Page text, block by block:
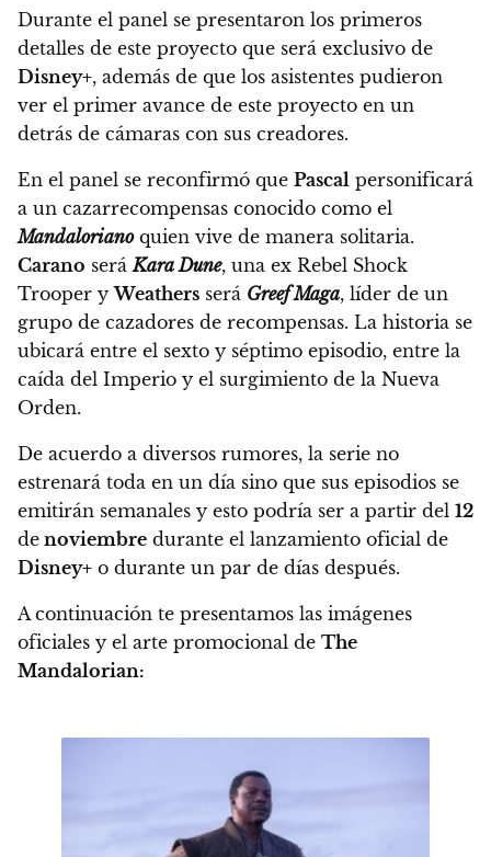
Durante el panel se presentaron los primeros
detalles de este proyecto que será exclusivo de
Disney+, además de que los asistentes pudieron
ver el primer avance de este proyecto en un
detrás de cámaras con sus creadores.
En el panel se reconfirmó que Pascal personificará
a un cazarrecompensas conocido como el
Mandalorianoquien vive de manera solitaria.
Carano seráKara Dune, una ex Rebel Shock
Trooper yWeathers será Greef Maga, líder de un
grupo de cazadores de recompensas. La historia se
ubicará entre el sexto y séptimo episodio, entre la
caída del Imperio y el surgimiento de la Nueva
Orden.
De acuerdo a diversos rumores, la serie no
estrenará toda en un día sino que sus episodios se
emitirán semanales y esto podría ser a partir del 12
de noviembre durante el lanzamiento oficial de
Disney+ o durante un par de días después.
A continuación te presentamos las imágenes
oficiales y el arte promocional de The
Mandalorian: